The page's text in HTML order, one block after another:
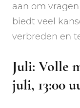
aan om
biedt veel
verbreden en
Juli: Volle
juli, 13:00